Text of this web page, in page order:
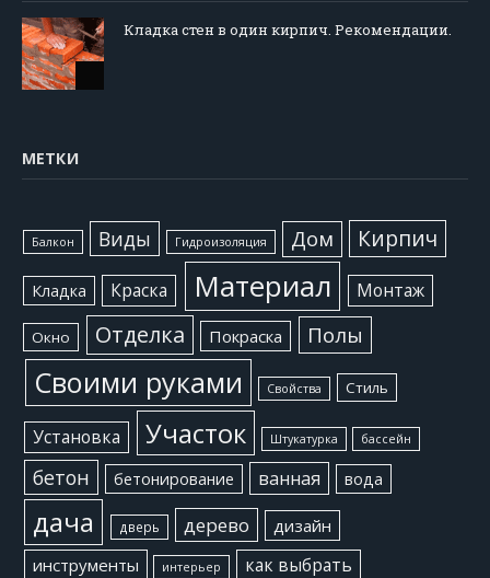
Кладка стен в один кирпич. Рекомендации.
МЕТКИ
Балкон Виды Гидроизоляция Дом Кирпич
Кладка Краска Материал Монтаж
Окно Отделка Покраска Полы
Своими руками Свойства Стиль
Установка Участок Штукатурка бассейн
бетон бетонирование ванная вода
дача дверь дерево
дизайн
инструменты
интерьер как выбрать